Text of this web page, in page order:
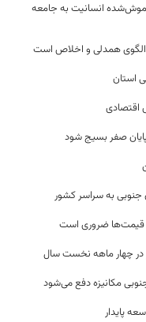
انسانیت به جامعه
الگوی همدلی و اخلاص است
استان
اقتصادی
صفر بسیج شود
قیمت‌ها ضروری است
مکانیزه دفع می‌شود
پایدار